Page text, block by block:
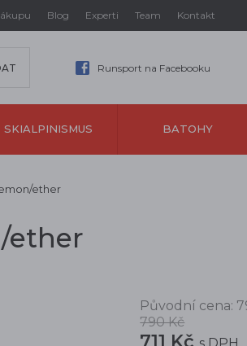
Blog Experti Team Kontakt
Runsport na Facebooku
SKIALPINISMUS BATOHY
ether
ether
Původní cena:
790 Kč
711 Kč